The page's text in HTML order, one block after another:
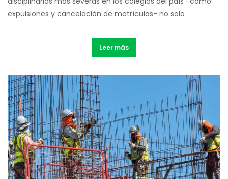
expulsiones y cancelación de matrículas- no solo
Leer más